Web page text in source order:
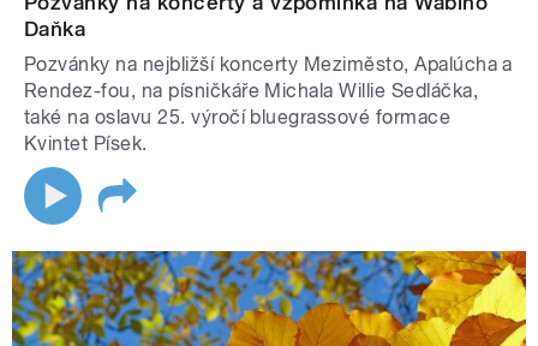
Daňka
Pozvánky na nejbližší koncerty Meziměsto, Apalúcha a
Rendez-fou, na písničkáře Michala Willie Sedláčka,
také na oslavu 25. výročí bluegrassové formace
Kvintet Písek.